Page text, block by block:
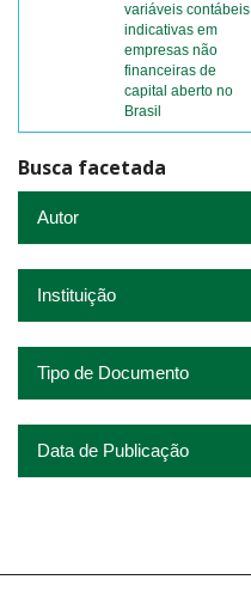
variáveis contábeis
indicativas em
empresas não
financeiras de
capital aberto no
Brasil
Busca facetada
Autor
Instituição
Tipo de Documento
Data de Publicação